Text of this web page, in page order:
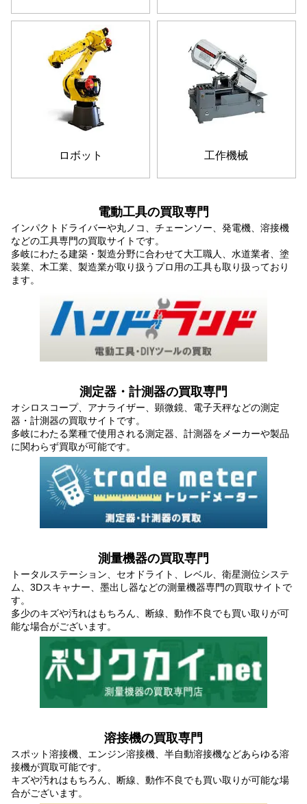
ロボット 工作機械
電動工具の買取専門
インパクトドライバーや丸ノコ、チェーンソー、発電機、溶接機
などの工具専門の買取サイトです。
多岐にわたる建築・製造分野に合わせて大工職人、水道業者、塗
装業、木工業、製造業が取り扱うプロ用の工具も取り扱っており
ます。
測定器・計測器の買取専門
オシロスコープ、アナライザー、顕微鏡、電子天秤などの測定
器・計測器の買取サイトです。
多岐にわたる業種で使用される測定器、計測器をメーカーや製品
に関わらず買取が可能です。
測量機器の買取専門
トータルステーション、セオドライト、レベル、衛星測位システ
ム、3Dスキャナー、墨出し器などの測量機器専門の買取サイトで
す。
多少のキズや汚れはもちろん、断線、動作不良でも買い取りが可
能な場合がございます。
溶接機の買取専門
スポット溶接機、エンジン溶接機、半自動溶接機などあらゆる溶
接機が買取可能です。
キズや汚れはもちろん、断線、動作不良でも買い取りが可能な場
合がございます。